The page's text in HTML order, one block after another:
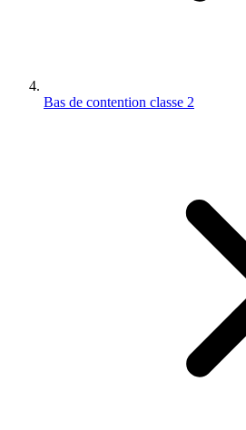
Bas de contention classe 2